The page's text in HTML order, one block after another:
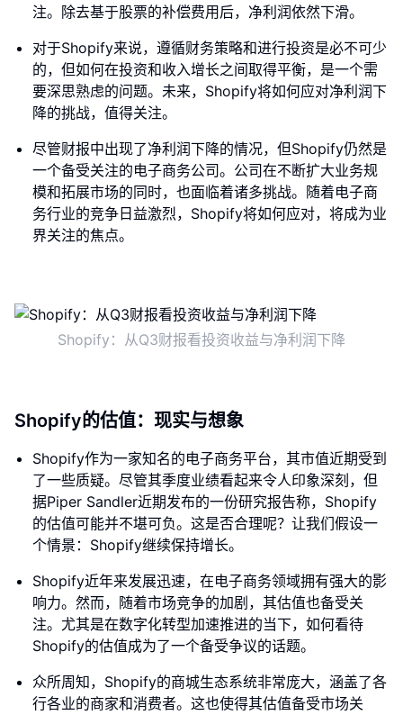
注。除去基于股票的补偿费用后，净利润依然下滑。
对于Shopify来说，遵循财务策略和进行投资是必不可少
的，但如何在投资和收入增长之间取得平衡，是一个需
要深思熟虑的问题。未来，Shopify将如何应对净利润下
降的挑战，值得关注。
尽管财报中出现了净利润下降的情况，但Shopify仍然是
一个备受关注的电子商务公司。公司在不断扩大业务规
模和拓展市场的同时，也面临着诸多挑战。随着电子商
务行业的竞争日益激烈，Shopify将如何应对，将成为业
界关注的焦点。
Shopify：从Q3财报看投资收益与净利润下降
Shopify的估值：现实与想象
Shopify作为一家知名的电子商务平台，其市值近期受到
了一些质疑。尽管其季度业绩看起来令人印象深刻，但
据Piper Sandler近期发布的一份研究报告称，Shopify
的估值可能并不堪可负。这是否合理呢？让我们假设一
个情景：Shopify继续保持增长。
Shopify近年来发展迅速，在电子商务领域拥有强大的影
响力。然而，随着市场竞争的加剧，其估值也备受关
注。尤其是在数字化转型加速推进的当下，如何看待
Shopify的估值成为了一个备受争议的话题。
众所周知，Shopify的商城生态系统非常庞大，涵盖了各
行各业的商家和消费者。这也使得其估值备受市场关